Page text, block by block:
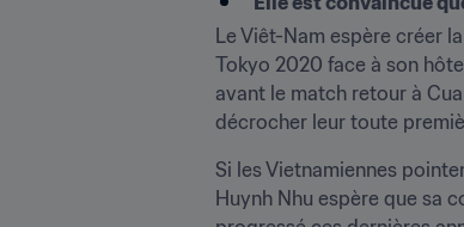
Le Viêt-Nam espère créer
Tokyo 2020 face à son
avant le match retour à
décrocher leur toute
Si les Vietnamiennes
Huynh Nhu espère que sa